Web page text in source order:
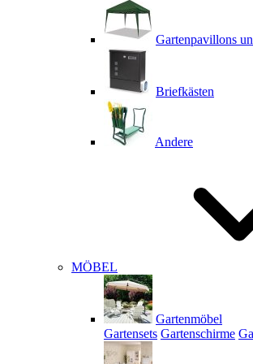
Gartenpavillons
Briefkästen
Andere
MÖBEL
Gartenmöbel
Gartensets Gartenschirme